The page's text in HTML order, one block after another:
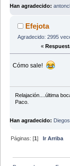
Han agradecido:
Efejota
Agradecido: 2995
«
Cómo sale!
Relajación....última
Paco.
Han agradecido:
Páginas: [1]
Ir Arriba